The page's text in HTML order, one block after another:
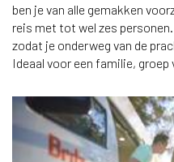
ben je van alle gemakken
reis met tot wel zes
zodat je onderweg van de
Ideaal voor een familie, groep